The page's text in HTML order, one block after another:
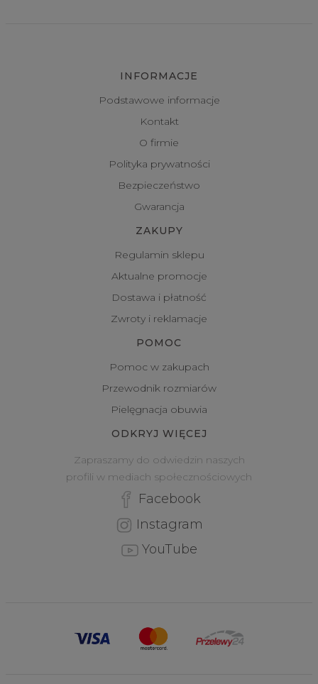
INFORMACJE
Podstawowe informacje
Kontakt
O firmie
Polityka prywatności
Bezpieczeństwo
Gwarancja
ZAKUPY
Regulamin sklepu
Aktualne promocje
Dostawa i płatność
Zwroty i reklamacje
POMOC
Pomoc w zakupach
Przewodnik rozmiarów
Pielęgnacja obuwia
ODKRYJ WIĘCEJ
Zapraszamy do odwiedzin naszych
profili w mediach społecznościowych
Facebook
Instagram
YouTube